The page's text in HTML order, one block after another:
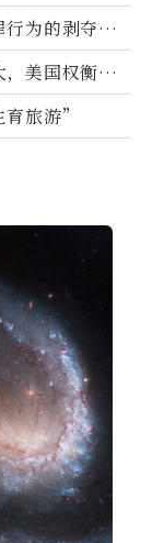
为的剥夺公
美国权衡地
旅游”